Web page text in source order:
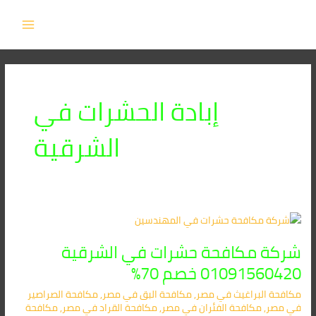
إبادة الحشرات في
الشرقية
شركة مكافحة حشرات في الشرقية
01091560420 خصم 70%
مكافحة البراغيث​ في مصر,مكافحة البق​ في مصر,مكافحة الصراصير​
في مصر,مكافحة الفئران​ في مصر,مكافحة القراد​ في مصر,مكافحة
شركة
حشرات
في
الشرقية
01091560420
خصم